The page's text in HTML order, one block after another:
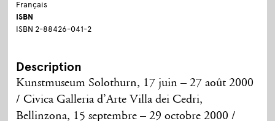
Français
ISBN
ISBN 2-88426-041-2
Description
Kunstmuseum Solothurn, 17 juin – 27 août 2000
/ Civica Galleria d’Arte Villa dei Cedri,
Bellinzona, 15 septembre – 29 octobre 2000 /